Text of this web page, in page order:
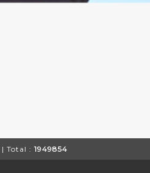
| Total : 1949854